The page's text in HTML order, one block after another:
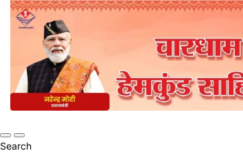
Jan Jan Ka Bharat
Online Trending Hindi News Website
Search